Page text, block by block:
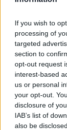
If you wish to
processing of
targeted
section to
opt-out request
interest-based
us or personal
your opt-out.
disclosure of
IAB’s list of
also be
Organiser
Rangez
rendus,
(physique ou
chercher lors
Planifier